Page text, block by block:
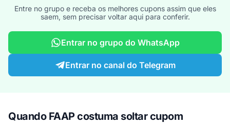
Entre no grupo e receba os melhores cupons assim que eles
saem, sem precisar voltar aqui para conferir.
Entrar no grupo do WhatsApp
Entrar no canal do Telegram
Quando FAAP costuma soltar cupom